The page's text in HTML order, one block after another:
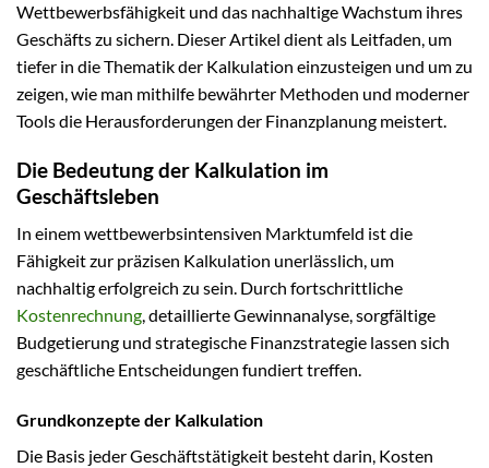
Wettbewerbsfähigkeit und das nachhaltige Wachstum ihres
Geschäfts zu sichern. Dieser Artikel dient als Leitfaden, um
tiefer in die Thematik der Kalkulation einzusteigen und um zu
zeigen, wie man mithilfe bewährter Methoden und moderner
Tools die Herausforderungen der Finanzplanung meistert.
Die Bedeutung der Kalkulation im
Geschäftsleben
In einem wettbewerbsintensiven Marktumfeld ist die
Fähigkeit zur präzisen Kalkulation unerlässlich, um
nachhaltig erfolgreich zu sein. Durch fortschrittliche
Kostenrechnung, detaillierte Gewinnanalyse, sorgfältige
Budgetierung und strategische Finanzstrategie lassen sich
geschäftliche Entscheidungen fundiert treffen.
Grundkonzepte der Kalkulation
Die Basis jeder Geschäftstätigkeit besteht darin, Kosten